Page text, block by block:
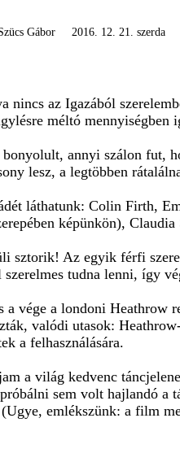
Gábor 2016. 12. 21. szerda
nincs az Igazából
méltó mennyiségben
annyi szálon fut,
lesz, a legtöbben
láthatunk: Colin Firth,
képünkön),
sztorik! Az egyik férfi
szerelmes tudna lenni, így
a vége a londoni Heathrow
valódi utasok:
a felhasználására.
a világ kedvenc
sem volt hajlandó a
(Ugye, emlékszünk: a film